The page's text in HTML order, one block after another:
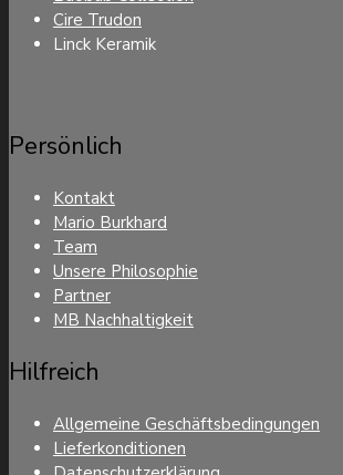
Cire Trudon
Linck Keramik
Persönlich
Kontakt
Mario Burkhard
Team
Unsere Philosophie
Partner
MB Nachhaltigkeit
Hilfreich
Allgemeine Geschäftsbedingungen
Lieferkonditionen